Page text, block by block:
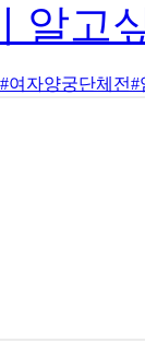
알고
#여자양궁단체전#